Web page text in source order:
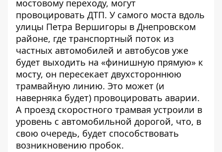
мостовому переходу, могут
провоцировать ДТП. У самого моста вдоль
улицы Петра Вершигоры в Днепровском
районе, где транспортный поток из
частных автомобилей и автобусов уже
будет выходить на «финишную прямую» к
мосту, он пересекает двухстороннюю
трамвайную линию. Это может (и
наверняка будет) провоцировать аварии.
А проезд скоростного трамвая устроили в
уровень с автомобильной дорогой, что, в
свою очередь, будет способствовать
возникновению пробок.